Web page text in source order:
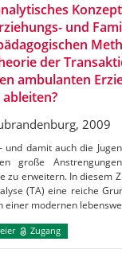
und
der
ambulanten
2009
und damit auch die
große
zu erweitern. In diesem
(TA) eine reiche
einer modernen
Zugang